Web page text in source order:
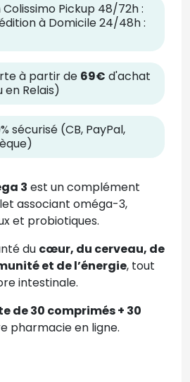
Pickup 48/72h :
à Domicile 24/48h :
à partir de 69€ d'achat
en Relais)
sécurisé (CB, PayPal,
3 est un complément
associant oméga-3,
et probiotiques.
du cœur, du cerveau, de
et de l’énergie, tout
intestinale.
de 30 comprimés + 30
pharmacie en ligne.